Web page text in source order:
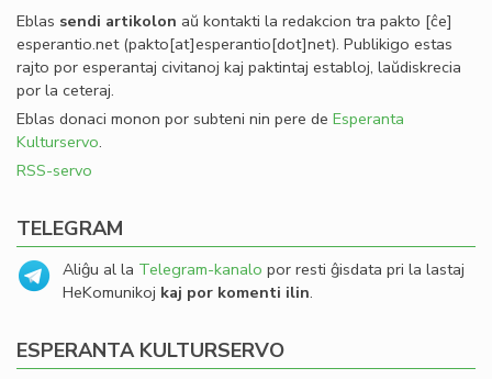
Eblas sendi artikolon aŭ kontakti la redakcion tra pakto [ĉe]
esperantio.net(pakto[at]esperantio[dot]net). Publikigo estas
rajto por esperantaj civitanoj kaj paktintaj establoj, laŭdiskrecia
por la ceteraj.
Eblas donaci monon por subteni nin pere de Esperanta
Kulturservo.
RSS-servo
TELEGRAM
Aliĝu al la Telegram-kanalo por resti ĝisdata pri la lastaj
HeKomunikoj kaj por komenti ilin.
ESPERANTA KULTURSERVO